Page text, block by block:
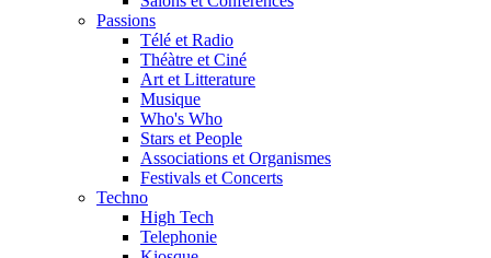
Passions
Télé et Radio
Théàtre et Ciné
Art et Litterature
Musique
Who's Who
Stars et People
Associations et Organismes
Festivals et Concerts
Techno
High Tech
Telephonie